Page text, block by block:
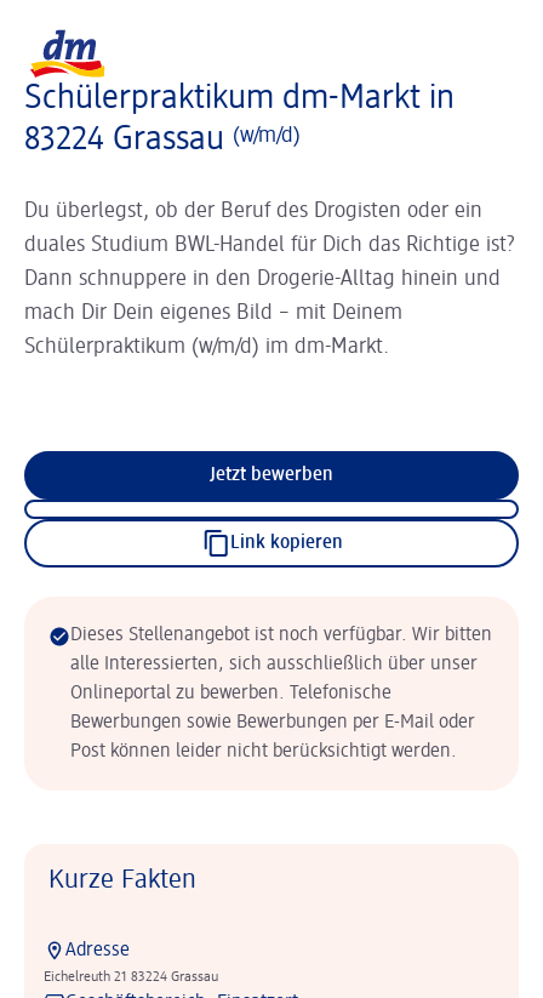
Schülerpraktikum dm-Markt in
83224 Grassau (w/m/d)
Du überlegst, ob der Beruf des Drogisten oder ein
duales Studium BWL-Handel für Dich das Richtige ist?
Dann schnuppere in den Drogerie-Alltag hinein und
mach Dir Dein eigenes Bild – mit Deinem
Schülerpraktikum (w/m/d) im dm-Markt.
Jetzt bewerben
Link kopieren
Dieses Stellenangebot ist noch verfügbar. Wir bitten
alle Interessierten, sich ausschließlich über unser
Onlineportal zu bewerben. Telefonische
Bewerbungen sowie Bewerbungen per E-Mail oder
Post können leider nicht berücksichtigt werden.
Kurze Fakten
Adresse
Eichelreuth 21 83224 Grassau